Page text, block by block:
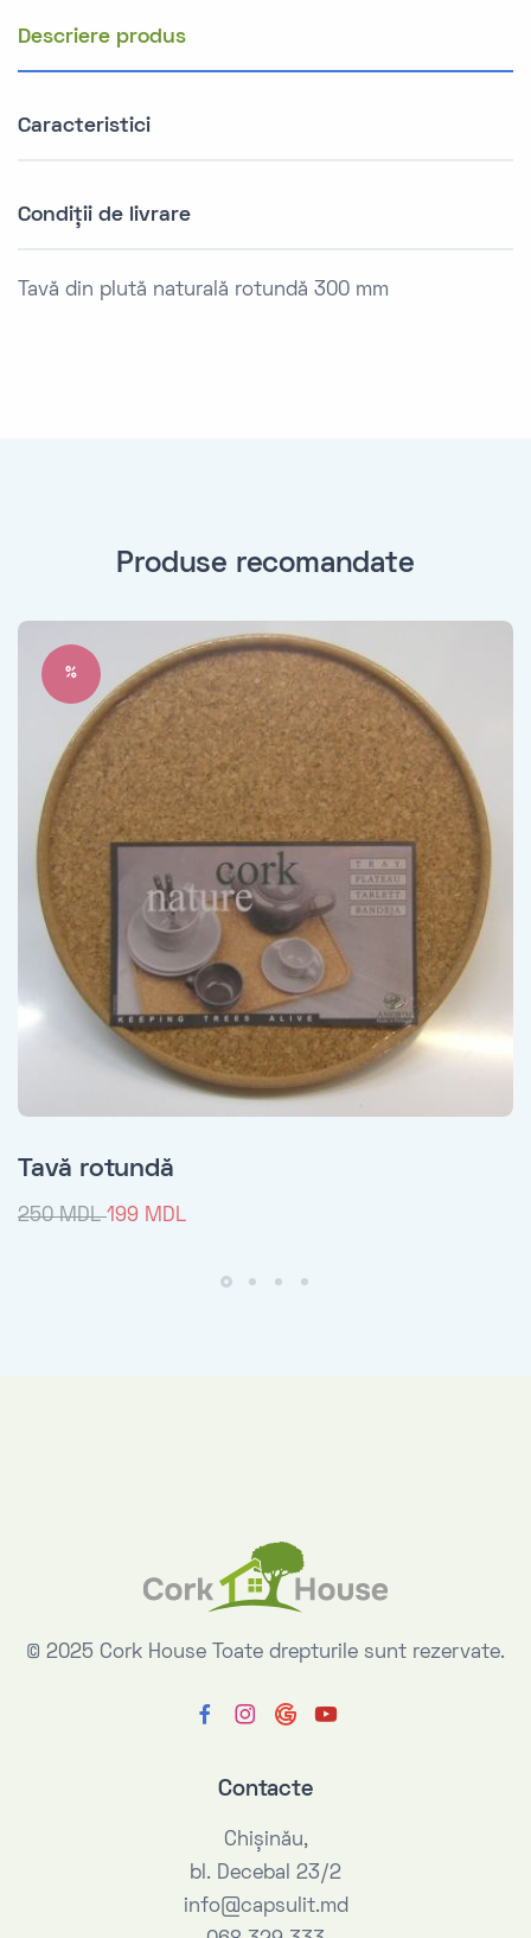
Descriere produs
Caracteristici
Condiții de livrare
Tavă din plută naturală rotundă 300 mm
Produse recomandate
%
Tavă rotundă
250 MDL 199 MDL
© 2025 Cork House Toate drepturile sunt rezervate.
Contacte
Chişinău,
bl. Decebal 23/2
info@capsulit.md